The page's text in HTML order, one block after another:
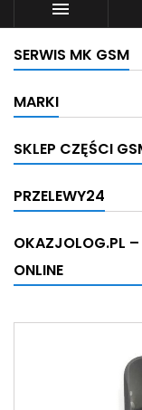

SERWIS MK GSM
MARKI
SKLEP CZĘŚCI
PRZELEWY24
OKAZJOLOG.PL –
ONLINE